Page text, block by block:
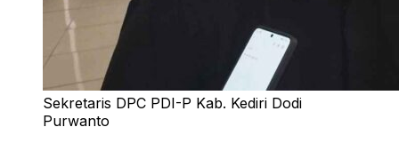
Sekretaris DPC PDI-P Kab. Kediri Dodi
Purwanto